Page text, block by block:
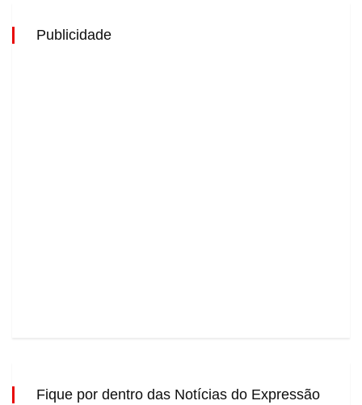
Publicidade
Fique por dentro das Notícias do Expressão